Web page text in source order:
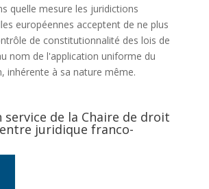
quelle mesure les juridictions
européennes acceptent de ne plus
de constitutionnalité des lois de
nom de l'application uniforme du
inhérente à sa nature même.
service de la Chaire de droit
juridique franco-